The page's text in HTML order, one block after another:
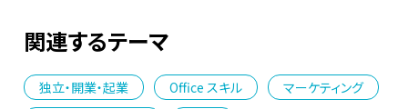
関連するテーマ
独立・開業・起業 Office スキル
マーケティング